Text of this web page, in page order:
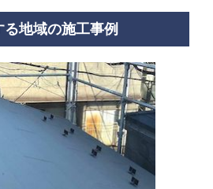
地域の施工事例